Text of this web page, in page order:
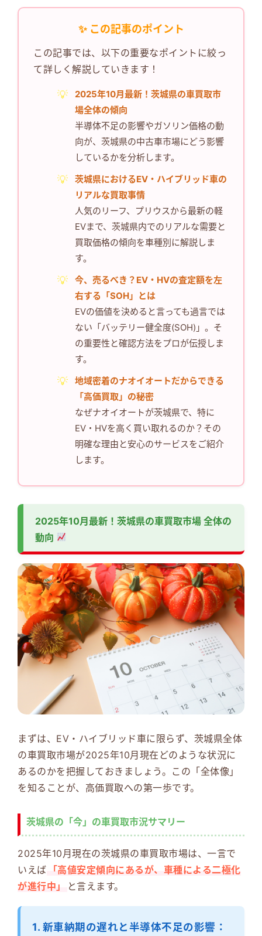
この記事のポイント
この記事では、以下の重要なポイントに絞っ
て詳しく解説していきます！
2025年10月最新！茨城県の車買取市
場全体の傾向
半導体不足の影響やガソリン価格の動
向が、茨城県の中古車市場にどう影響
しているかを分析します。
茨城県におけるEV・ハイブリッド車の
リアルな買取事情
人気のリーフ、プリウスから最新の軽
EVまで、茨城県内でのリアルな需要と
買取価格の傾向を車種別に解説しま
す。
今、売るべき？EV・HVの査定額を左
右する「SOH」とは
EVの価値を決めると言っても過言では
ない「バッテリー健全度(SOH)」。そ
の重要性と確認方法をプロが伝授しま
す。
地域密着のナオイオートだからできる
「高価買取」の秘密
なぜナオイオートが茨城県で、特に
EV・HVを高く買い取れるのか？その
明確な理由と安心のサービスをご紹介
します。
2025年10月最新！茨城県の車買取市場 全体の
動向
まずは、EV・ハイブリッド車に限らず、茨城県全体
の車買取市場が2025年10月現在どのような状況に
あるのかを把握しておきましょう。この「全体像」
を知ることが、高価買取への第一歩です。
茨城県の「今」の車買取市況サマリー
2025年10月現在の茨城県の車買取市場は、一言で
いえば
「高値安定傾向にあるが、車種による二極化
が進行中」
と言えます。
1. 新車納期の遅れと半導体不足の影響：